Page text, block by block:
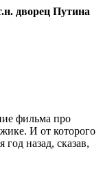
дворец Путина
фильма про
И от которого
назад, сказав,